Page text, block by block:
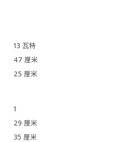
13 瓦特
47 厘米
25 厘米
1
29 厘米
35 厘米